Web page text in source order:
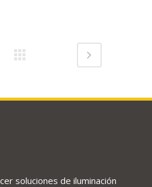
soluciones de iluminación